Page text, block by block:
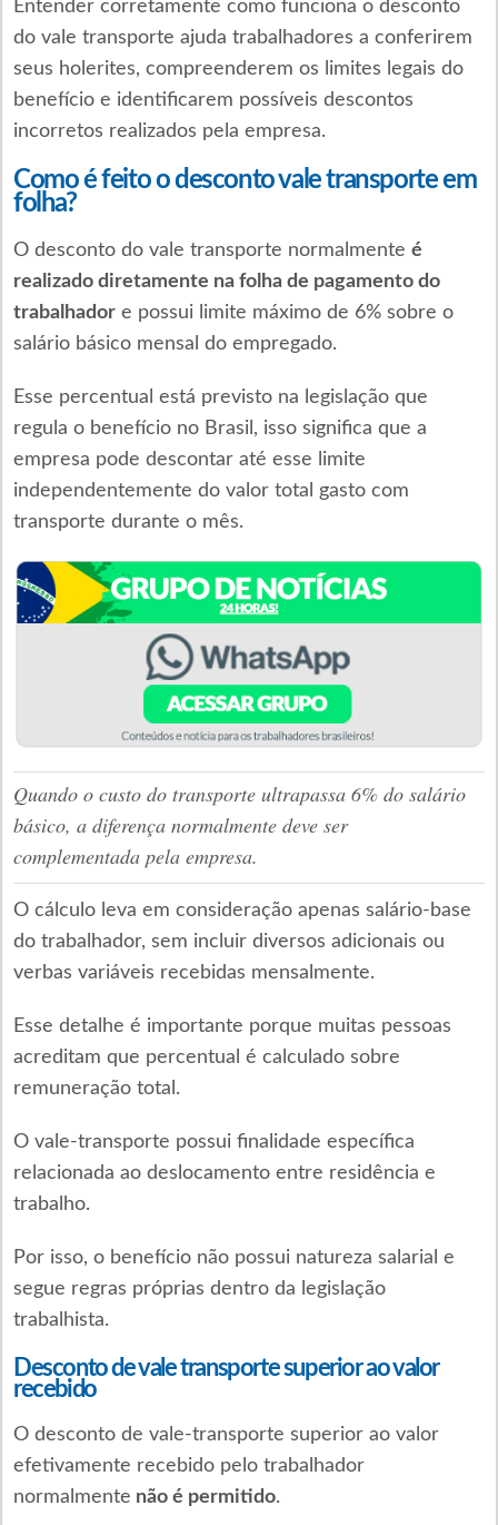
Entender corretamente como funciona o desconto
do vale transporte ajuda trabalhadores a conferirem
seus holerites, compreenderem os limites legais do
benefício e identificarem possíveis descontos
incorretos realizados pela empresa.
Como é feito o desconto vale transporte em
folha?
O desconto do vale transporte normalmente é
realizado diretamente na folha de pagamento do
trabalhadore possui limite máximo de 6% sobre o
salário básico mensal do empregado.
Esse percentual está previsto na legislação que
regula o benefício no Brasil, isso significa que a
empresa pode descontar até esse limite
independentemente do valor total gasto com
transporte durante o mês.
Quando o custo do transporte ultrapassa 6% do salário
básico, a diferença normalmente deve ser
complementada pela empresa.
O cálculo leva em consideração apenas salário-base
do trabalhador, sem incluir diversos adicionais ou
verbas variáveis recebidas mensalmente.
Esse detalhe é importante porque muitas pessoas
acreditam que percentual é calculado sobre
remuneração total.
O vale-transporte possui finalidade específica
relacionada ao deslocamento entre residência e
trabalho.
Por isso, o benefício não possui natureza salarial e
segue regras próprias dentro da legislação
trabalhista.
Desconto de vale transporte superior ao valor
recebido
O desconto de vale-transporte superior ao valor
efetivamente recebido pelo trabalhador
normalmente não é permitido.